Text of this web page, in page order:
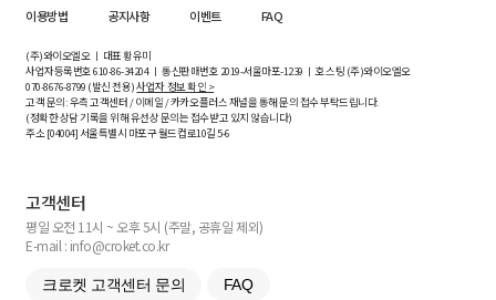
이용방법
공지사항 이벤트 FAQ
(주)와이오엘오 ㅣ 대표 황유미
사업자등록번호610-86-34204ㅣ 통신판매번호 2019-서울마포-1239 ㅣ 호스팅 (주)와이오엘오
070-8676-8799 (발신 전용)사업자 정보 확인 >
고객 문의: 우측 고객센터 / 이메일 / 카카오플러스 채널을 통해 문의 접수 부탁드립니다.
(정확한 상담 기록을 위해 유선상 문의는 접수받고 있지 않습니다)
주소 [04004] 서울특별시 마포구 월드컵로10길5-6
고객센터
평일 오전 11시 ~ 오후 5시 (주말, 공휴일 제외)
E-mail : info@croket.co.kr
크로켓 고객센터 문의 FAQ